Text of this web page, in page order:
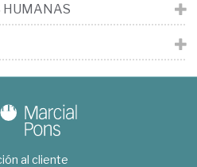
HUMANAS
al cliente